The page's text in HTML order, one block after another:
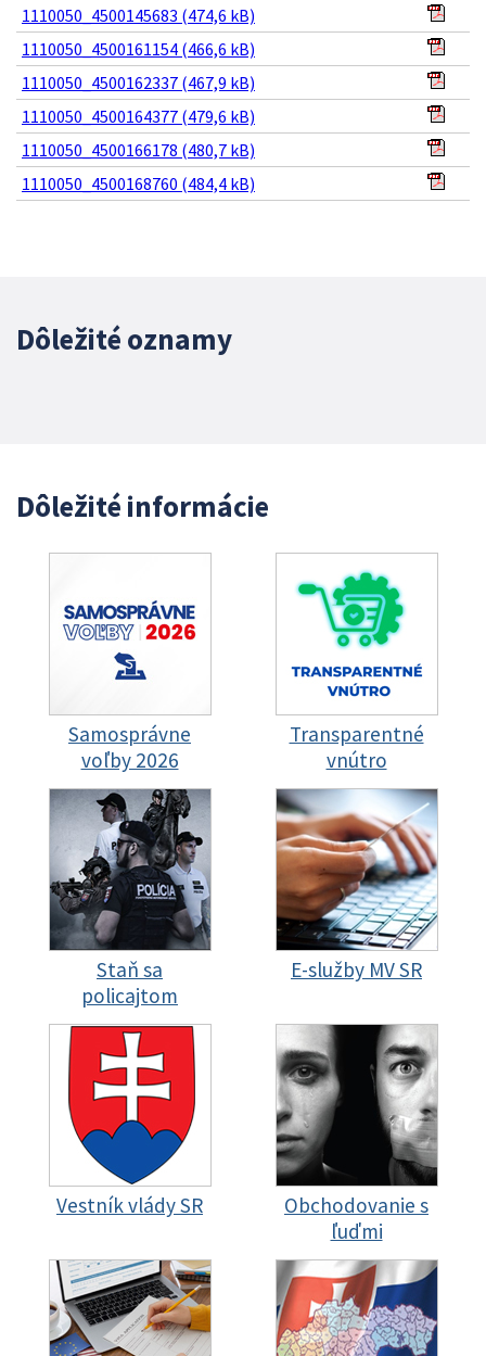
1110050_4500145683 (474,6 kB)
1110050_4500161154 (466,6 kB)
1110050_4500162337 (467,9 kB)
1110050_4500164377 (479,6 kB)
1110050_4500166178 (480,7 kB)
1110050_4500168760 (484,4 kB)
Dôležité oznamy
Dôležité informácie
Samosprávne
voľby 2026
Transparentné
vnútro
Staň sa
policajtom
E-služby MV SR
Vestník vlády SR
Obchodovanie s
ľuďmi